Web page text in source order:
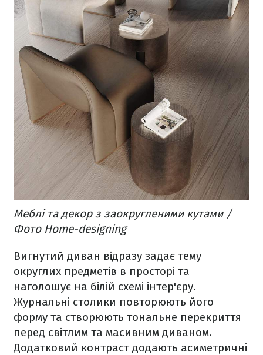
Меблі та декор з заокругленими кутами /
Фото Home-designing
Вигнутий диван відразу задає тему
округлих предметів в просторі та
наголошує на білій схемі інтер'єру.
Журнальні столики повторюють його
форму та створюють тональне перекриття
перед світлим та масивним диваном.
Додатковий контраст додають асиметричні